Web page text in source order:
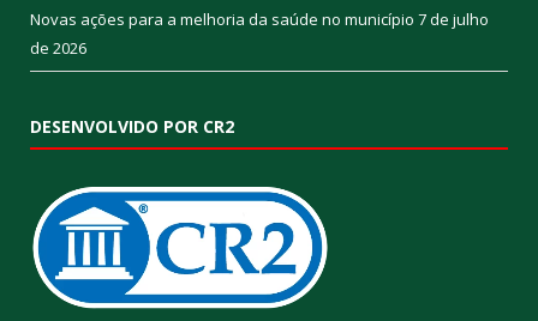
Novas ações para a melhoria da saúde no município 7 de julho
de 2026
DESENVOLVIDO POR CR2